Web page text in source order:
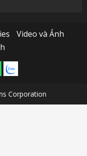
Video và Ảnh
Zalo